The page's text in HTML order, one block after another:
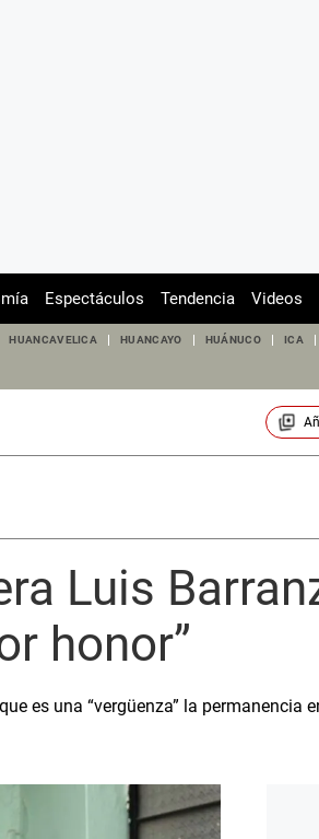
Espectáculos Tendencia Videos
HUANCAVELICA HUANCAYO HUÁNUCO ICA
Luis
honor”
es una “vergüenza” la permanencia